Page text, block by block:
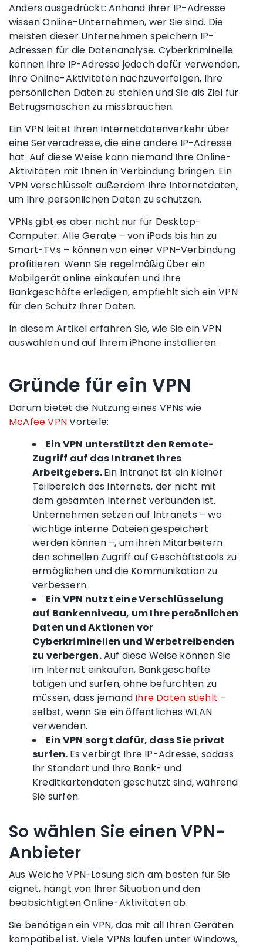
Anders ausgedrückt: Anhand Ihrer IP-Adresse
wissen Online-Unternehmen, wer Sie sind. Die
meisten dieser Unternehmen speichern IP-
Adressen für die Datenanalyse. Cyberkriminelle
können Ihre IP-Adresse jedoch dafür verwenden,
Ihre Online-Aktivitäten nachzuverfolgen, Ihre
persönlichen Daten zu stehlen und Sie als Ziel für
Betrugsmaschen zu missbrauchen.
Ein VPN leitet Ihren Internetdatenverkehr über
eineServeradresse, die eine andere IP-Adresse
hat. Auf diese Weise kann niemand Ihre Online-
Aktivitäten mit Ihnen in Verbindung bringen. Ein
VPN verschlüsselt außerdem Ihre Internetdaten,
um Ihre persönlichen Daten zu schützen.
VPNs gibt es aber nicht nur für Desktop-
Computer. Alle Geräte – von iPads bis hin zu
Smart-TVs – können von einerVPN-Verbindung
profitieren. Wenn Sie regelmäßig über ein
Mobilgerät online einkaufen und Ihre
Bankgeschäfte erledigen, empfiehlt sich ein VPN
für den Schutz Ihrer Daten.
In diesem Artikel erfahren Sie, wie Sie ein VPN
auswählen und auf IhremiPhone installieren.
Gründe für ein VPN
Darum bietet die Nutzung eines VPNs wie
McAfee VPNVorteile:
Ein VPN unterstützt den Remote-
Zugriff auf das Intranet Ihres
Arbeitgebers.Ein Intranet ist ein kleiner
Teilbereich des Internets, der nicht mit
dem gesamten Internet verbunden ist.
Unternehmen setzen auf Intranets – wo
wichtige interne Dateien gespeichert
werden können –, um ihren Mitarbeitern
den schnellen Zugriff auf Geschäftstools zu
ermöglichen und die Kommunikation zu
verbessern.
Ein VPN nutzt eine Verschlüsselung
auf Bankenniveau, um Ihre persönlichen
Daten und Aktionen vor
Cyberkriminellen undWerbetreibenden
zu verbergen.Auf diese Weise können Sie
im Internet einkaufen, Bankgeschäfte
tätigen und surfen, ohne befürchten zu
müssen, dass jemand Ihre Daten stiehlt –
selbst, wenn Sie einöffentliches WLAN
verwenden.
Ein VPN sorgt dafür, dass Sie privat
surfen. Es verbirgt Ihre IP-Adresse, sodass
Ihr Standort und Ihre Bank- und
Kreditkartendaten geschützt sind, während
Sie surfen.
So wählen Sie einenVPN-
Anbieter
Aus Welche VPN-Lösung sich am besten für Sie
eignet, hängt von Ihrer Situation und den
beabsichtigten Online-Aktivitäten ab.
Sie benötigen ein VPN, das mit all Ihren Geräten
kompatibel ist. Viele VPNs laufen unter Windows,